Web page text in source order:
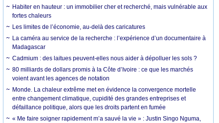
Habiter en hauteur : un immobilier cher et recherché, mais vulnérable aux
fortes chaleurs
Les limites de l’économie, au-delà des caricatures
La caméra au service de la recherche : l’expérience d’un documentaire à
Madagascar
Cadmium : des laitues peuvent-elles nous aider à dépolluer les sols ?
80 milliards de dollars promis à la Côte d’Ivoire : ce que les marchés
voient avant les agences de notation
Monde. La chaleur extrême met en évidence la convergence mortelle
entre changement climatique, cupidité des grandes entreprises et
défaillance politique, alors que les droits partent en fumée
« Me faire soigner rapidement m’a sauvé la vie » : Justin Singo Nguma,